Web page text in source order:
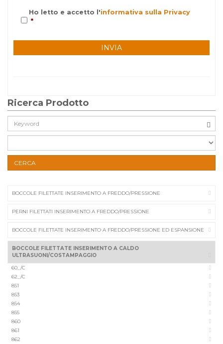
Ho letto e accetto l'informativa sulla Privacy
*
Ricerca Prodotto
Cerca:
CERCA
BOCCOLE FILETTATE INSERIMENTO A FREDDO/PRESSIONE
PERNI FILETTATI INSERIMENTO A FREDDO/PRESSIONE
BOCCOLE FILETTATE INSERIMENTO A FREDDO/PRESSIONE ED ESPANSIONE
BOCCOLE FILETTATE INSERIMENTO A CALDO
ULTRASUONI/COSTAMPAGGIO
60_/C
62_/C
851
853
854
855
860
861
862